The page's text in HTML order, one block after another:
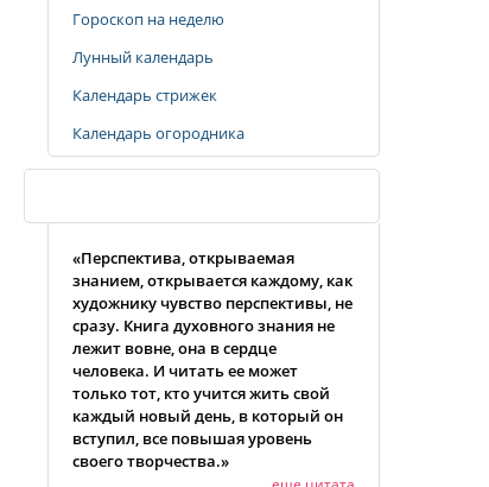
Гороскоп на неделю
Лунный календарь
Календарь стрижек
Календарь огородника
«Перспектива, открываемая
знанием, открывается каждому, как
художнику чувство перспективы, не
сразу. Книга духовного знания не
лежит вовне, она в сердце
человека. И читать ее может
только тот, кто учится жить свой
каждый новый день, в который он
вступил, все повышая уровень
своего творчества.»